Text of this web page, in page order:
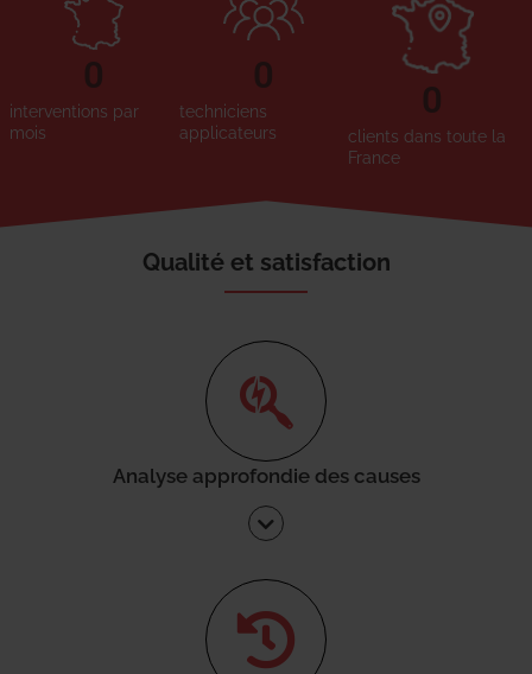
interventions par
mois
0
techniciens
applicateurs
0
clients dans toute la
France
0
Qualité et satisfaction
Analyse approfondie des causes